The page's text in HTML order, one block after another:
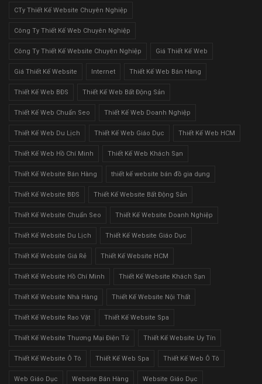
CTy Thiết Kế Website Chuyên Nghiệp
Công Ty Thiết Kế Web Chuyên Nghiệp
Công Ty Thiết Kế Website Chuyên Nghiệp Giá Thiết Kế Web
Giá Thiết Kế Website Internet Thiết Kế Web Bán Hàng
Thiết Kế Web BĐS Thiết Kế Web Bất Động Sản
Thiết Kế Web Chuẩn Seo Thiết Kế Web Doanh Nghiệp
Thiết Kế Web Du Lịch Thiết Kế Web Giáo Dục Thiết Kế Web HCM
Thiết Kế Web Hồ Chí Minh Thiết Kế Web Khách Sạn
Thiết Kế Website Bán Hàng thiết kế website bán đồ gia dụng
Thiết Kế Website BĐS Thiết Kế Website Bất Động Sản
Thiết Kế Website Chuẩn Seo Thiết Kế Website Doanh Nghiệp
Thiết Kế Website Du Lịch Thiết Kế Website Giáo Dục
Thiết Kế Website Giá Rẻ Thiết Kế Website HCM
Thiết Kế Website Hồ Chí Minh Thiết Kế Website Khách Sạn
Thiết Kế Website Nhà Hàng Thiết Kế Website Nội Thất
Thiết Kế Website Rao Vặt Thiết Kế Website Spa
Thiết Kế Website Thương Mại Điện Tử Thiết Kế Website Uy Tín
Thiết Kế Website Ô Tô Thiết Kế Web Spa Thiết Kế Web Ô Tô
Web Giáo Dục Website Bán Hàng Website Giáo Dục